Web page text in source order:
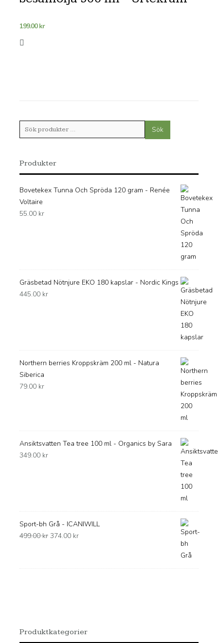
199.00kr
Sök
efter:
Sök
Produkter
Bovetekex Tunna Och Spröda 120 gram - Renée
Voltaire
55.00 kr
Gräsbetad Nötnjure EKO 180 kapslar - Nordic Kings
445.00 kr
Northern berries Kroppskräm 200 ml - Natura
Siberica
79.00 kr
Ansiktsvatten Tea tree 100 ml - Organics by Sara
349.00 kr
Sport-bh Grå - ICANIWILL
499.00kr Det
374.00 krDet
Produktkategorier